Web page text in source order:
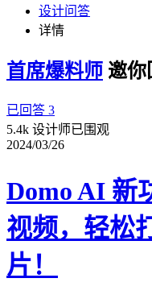
设计问答
详情
首席爆料师 邀你
已回答 3
5.4k 设计师已围观
2024/03/26
Domo AI 新
视频，轻松
片！